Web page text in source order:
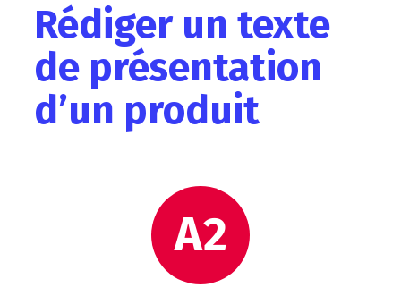
Rédiger un texte
de présentation
d’un produit
A2